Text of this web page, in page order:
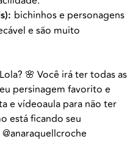
): bichinhos e personagens
e são muito
🌸 Você irá ter todas as
persinagem favorito e
e vídeoaula para não ter
está ficando seu